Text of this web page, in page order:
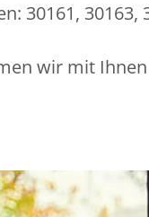
30161, 30163,
wir mit